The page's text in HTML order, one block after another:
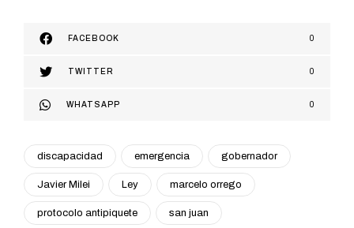
FACEBOOK 0
TWITTER 0
WHATSAPP 0
discapacidad emergencia gobernador
Javier Milei Ley marcelo orrego
protocolo antipiquete san juan